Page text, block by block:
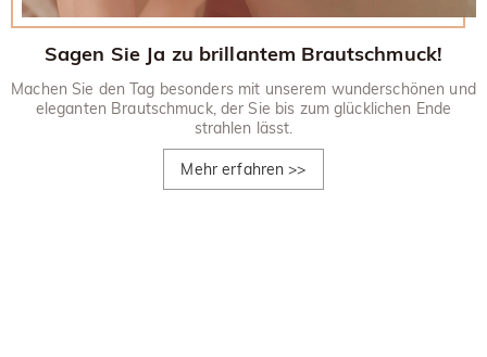
Sagen Sie Ja zu brillantem Brautschmuck!
Machen Sie den Tag besonders mit unserem wunderschönen und
eleganten Brautschmuck, der Sie bis zum glücklichen Ende
strahlen lässt.
Mehr erfahren >>